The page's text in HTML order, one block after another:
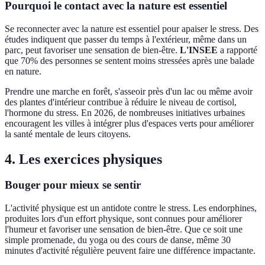
Pourquoi le contact avec la nature est essentiel
Se reconnecter avec la nature est essentiel pour apaiser le stress. Des
études indiquent que passer du temps à l'extérieur, même dans un
parc, peut favoriser une sensation de bien-être. L'INSEE a rapporté
que 70% des personnes se sentent moins stressées après une balade
en nature.
Prendre une marche en forêt, s'asseoir près d'un lac ou même avoir
des plantes d'intérieur contribue à réduire le niveau de cortisol,
l'hormone du stress. En 2026, de nombreuses initiatives urbaines
encouragent les villes à intégrer plus d'espaces verts pour améliorer
la santé mentale de leurs citoyens.
4. Les exercices physiques
Bouger pour mieux se sentir
L'activité physique est un antidote contre le stress. Les endorphines,
produites lors d'un effort physique, sont connues pour améliorer
l'humeur et favoriser une sensation de bien-être. Que ce soit une
simple promenade, du yoga ou des cours de danse, même 30
minutes d'activité régulière peuvent faire une différence impactante.